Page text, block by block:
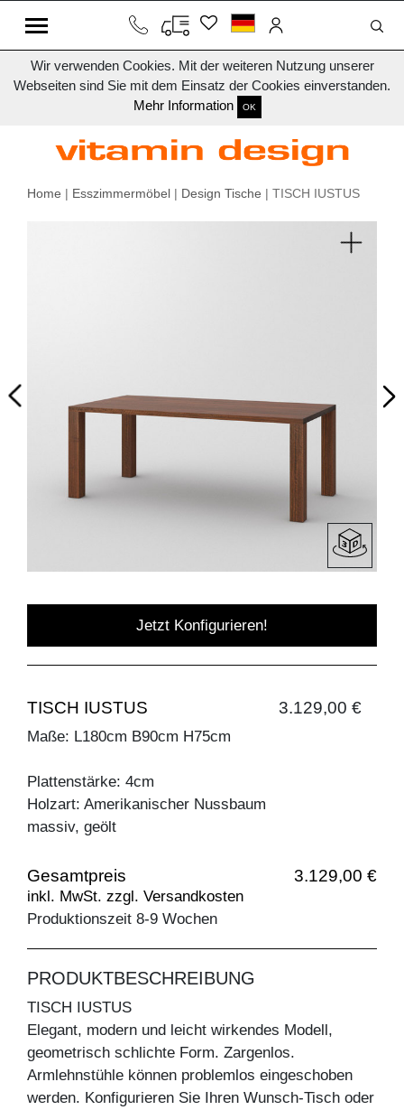
Wir verwenden Cookies. Mit der weiteren Nutzung unserer
Webseiten sind Sie mit dem Einsatz der Cookies einverstanden.
Mehr Information
OK
Home | Esszimmermöbel | Design Tische | TISCH IUSTUS
Jetzt Konfigurieren!
TISCH IUSTUS 3.129,00 €
Maße: L180cm B90cm H75cm
Plattenstärke: 4cm
Holzart: Amerikanischer Nussbaum
massiv, geölt
Gesamtpreis 3.129,00 €
inkl. MwSt. zzgl. Versandkosten
Produktionszeit 8-9 Wochen
PRODUKTBESCHREIBUNG
TISCH IUSTUS
Elegant, modern und leicht wirkendes Modell,
geometrisch schlichte Form. Zargenlos.
Armlehnstühle können problemlos eingeschoben
werden. Konfigurieren Sie Ihren Wunsch-Tisch oder